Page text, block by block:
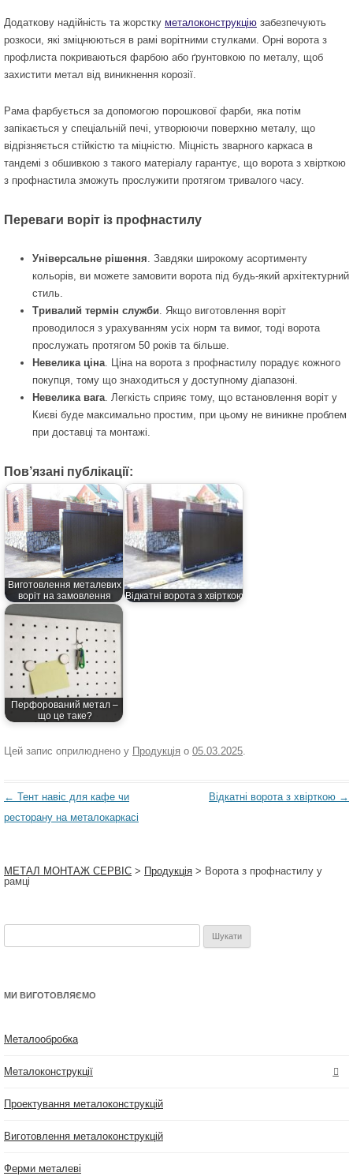
Додаткову надійність та жорстку металоконструкцію забезпечують
розкоси, які зміцнюються в рамі ворітними стулками. Орні ворота з
профлиста покриваються фарбою або ґрунтовкою по металу, щоб
захистити метал від виникнення корозії.
Рама фарбується за допомогою порошкової фарби, яка потім
запікається у спеціальній печі, утворюючи поверхню металу, що
відрізняється стійкістю та міцністю. Міцність зварного каркаса в
тандемі з обшивкою з такого матеріалу гарантує, що ворота з хвірткою
з профнастила зможуть прослужити протягом тривалого часу.
Переваги воріт із профнастилу
Універсальне рішення. Завдяки широкому асортименту
кольорів, ви можете замовити ворота під будь-який архітектурний
стиль.
Тривалий термін служби. Якщо виготовлення воріт
проводилося з урахуванням усіх норм та вимог, тоді ворота
прослужать протягом 50 років та більше.
Невелика ціна. Ціна на ворота з профнастилу порадує кожного
покупця, тому що знаходиться у доступному діапазоні.
Невелика вага. Легкість сприяє тому, що встановлення воріт у
Києві буде максимально простим, при цьому не виникне проблем
при доставці та монтажі.
Пов’язані публікації:
Виготовлення металевих
воріт на замовлення
Відкатні ворота з хвірткою
Перфорований метал –
що це таке?
Цей запис оприлюднено у Продукція о 05.03.2025.
Навігація
по
← Тент навіс для кафе чи
ресторану на металокаркасі
Відкатні ворота з хвірткою →
МЕТАЛ МОНТАЖ СЕРВІС > Продукція > Ворота з профнастилу у
рамці
МИ ВИГОТОВЛЯЄМО
Металообробка
Металоконструкції
Проектування металоконструкцій
Виготовлення металоконструкцій
Ферми металеві